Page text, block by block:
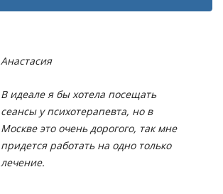
Анастасия
В идеале я бы хотела посещать
сеансы у психотерапевта, но в
Москве это очень дорогого, так мне
придется работать на одно только
лечение.